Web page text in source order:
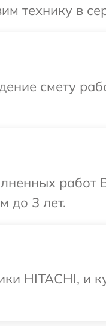
технику в
смету
работ
до 3 лет.
HITACHI, и